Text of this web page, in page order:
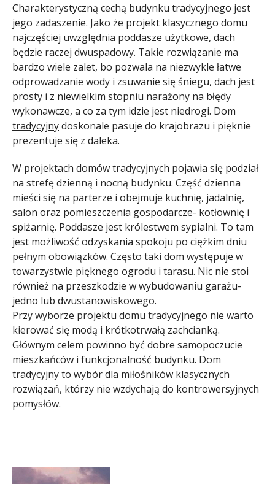
Charakterystyczną cechą budynku tradycyjnego jest
jego zadaszenie. Jako że projekt klasycznego domu
najczęściej uwzględnia poddasze użytkowe, dach
będzie raczej dwuspadowy. Takie rozwiązanie ma
bardzo wiele zalet, bo pozwala na niezwykle łatwe
odprowadzanie wody i zsuwanie się śniegu, dach jest
prosty i z niewielkim stopniu narażony na błędy
wykonawcze, a co za tym idzie jest niedrogi. Dom
tradycyjnydoskonale pasuje do krajobrazu i pięknie
prezentuje się z daleka.
W projektach domów tradycyjnych pojawia się podział
na strefę dzienną i nocną budynku. Część dzienna
mieści się na parterze i obejmuje kuchnię, jadalnię,
salon oraz pomieszczenia gospodarcze- kotłownię i
spiżarnię. Poddasze jest królestwem sypialni. To tam
jest możliwość odzyskania spokoju po ciężkim dniu
pełnym obowiązków. Często taki dom występuje w
towarzystwie pięknego ogrodu i tarasu. Nic nie stoi
również na przeszkodzie w wybudowaniu garażu-
jedno lub dwustanowiskowego.
Przy wyborze projektu domu tradycyjnego nie warto
kierować się modą i krótkotrwałą zachcianką.
Głównym celem powinno być dobre samopoczucie
mieszkańców i funkcjonalność budynku. Dom
tradycyjny to wybór dla miłośników klasycznych
rozwiązań, którzy nie wzdychają do kontrowersyjnych
pomysłów.